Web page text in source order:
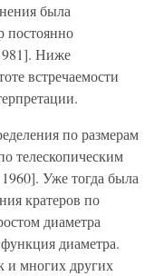
была
постоянно
Ниже
встречаемости
по размерам
телескопическим
Уже тогда была
кратеров по
диаметра
диаметра.
и многих других